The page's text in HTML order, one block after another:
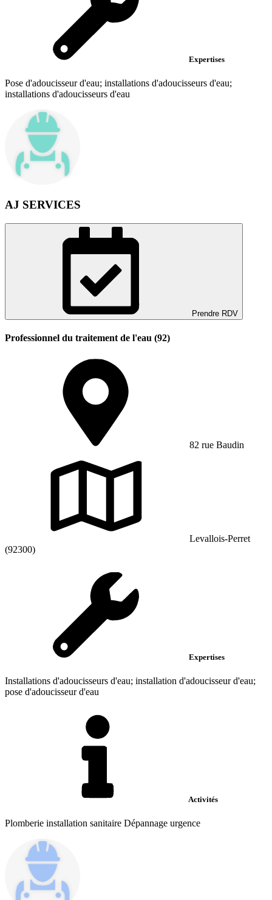
Expertises
Pose d'adoucisseur d'eau; installations d'adoucisseurs d'eau;
installations d'adoucisseurs d'eau
AJ SERVICES
Prendre RDV
Professionnel du traitement de l'eau (92)
82 rue Baudin
Levallois-Perret
(92300)
Expertises
Installations d'adoucisseurs d'eau; installation d'adoucisseur d'eau;
pose d'adoucisseur d'eau
Activités
Plomberie installation sanitaire Dépannage urgence